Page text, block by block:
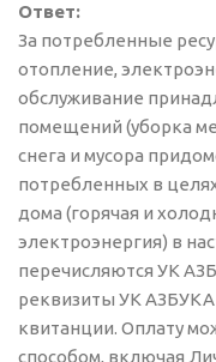
Ответ:
За потребленные
отопление,
обслуживание
помещений (уборка
снега и мусора
потребленных в
дома (горячая и
электроэнергия) в
перечисляются УК
реквизиты УК
квитанции. Оплату
способом, включая